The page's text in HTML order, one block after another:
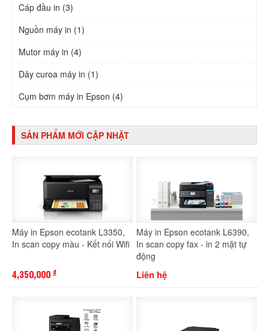
Cáp đầu in (3)
Nguồn máy in (1)
Mutor máy in (4)
Dây curoa máy in (1)
Cụm bơm máy in Epson (4)
SẢN PHẨM MỚI CẬP NHẬT
Máy in Epson ecotank L3350,
In scan copy màu - Kết nối Wifi
4,350,000 đ
Máy in Epson ecotank L6390,
In scan copy fax - in 2 mặt tự
động
Liên hệ